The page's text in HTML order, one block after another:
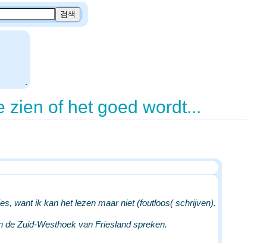
.
zien of het goed wordt...
want ik kan het lezen maar niet (foutloos( schrijven).
de Zuid-Westhoek van Friesland spreken.